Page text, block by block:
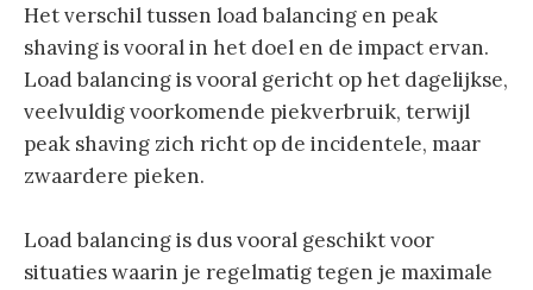
Het verschil tussen load balancing en peak
shaving is vooral in het doel en de impact ervan.
Load balancing is vooral gericht op het dagelijkse,
veelvuldig voorkomende piekverbruik, terwijl
peak shaving zich richt op de incidentele, maar
zwaardere pieken.
Load balancing is dus vooral geschikt voor
situaties waarin je regelmatig tegen je maximale